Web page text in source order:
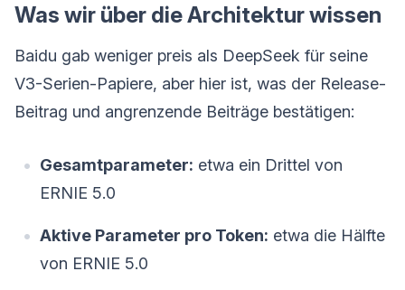
Was wir über die Architektur wissen
Baidu gab weniger preis als DeepSeek für seine
V3-Serien-Papiere, aber hier ist, was der Release-
Beitrag und angrenzende Beiträge bestätigen:
Gesamtparameter: etwa ein Drittel von
ERNIE 5.0
Aktive Parameter pro Token: etwa die Hälfte
von ERNIE 5.0